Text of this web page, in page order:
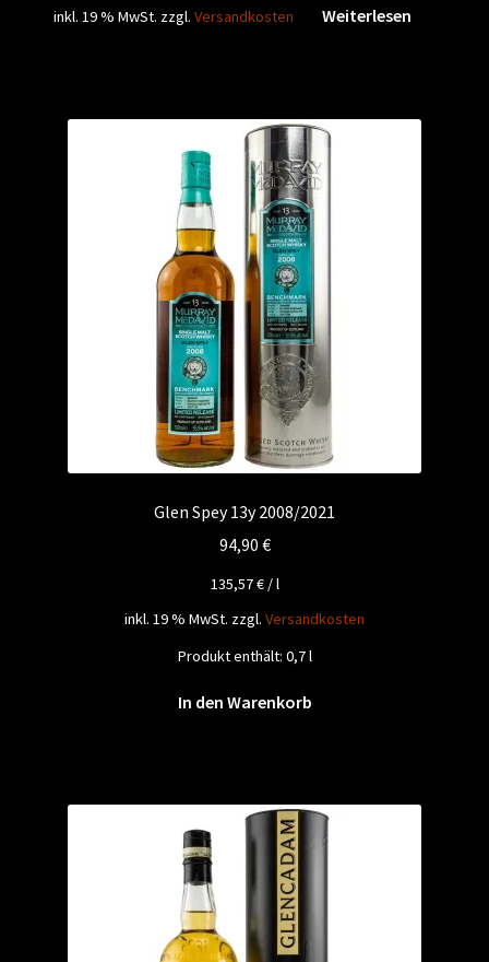
inkl. 19 % MwSt. zzgl. Versandkosten Weiterlesen
Glen Spey 13y 2008/2021
94,90 €
135,57€/l
inkl. 19 % MwSt. zzgl. Versandkosten
Produkt enthält: 0,7l
In den Warenkorb